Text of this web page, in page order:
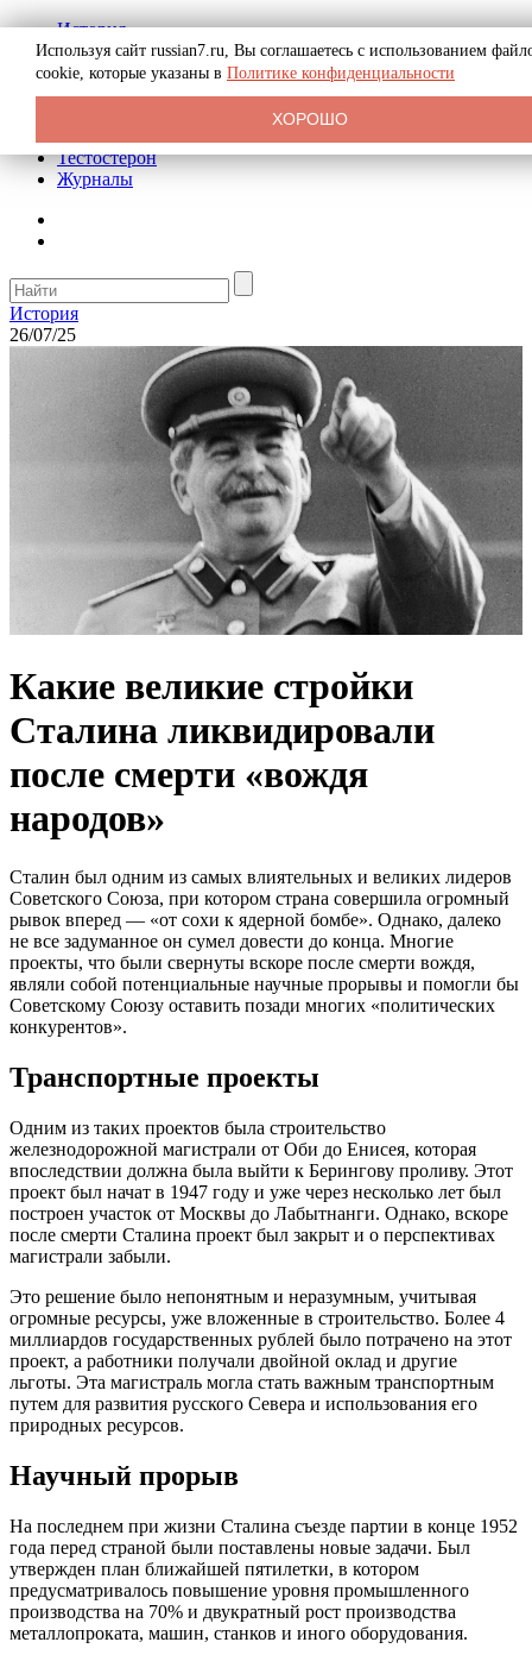
История
Биография
Криминал
Реклама на сайте
Тестостерон
Журналы
История
26/07/25
Какие великие стройки
Сталина ликвидировали
после смерти «вождя
народов»
Сталин был одним из самых влиятельных и великих лидеров
Советского Союза, при котором страна совершила огромный
рывок вперед — «от сохи к ядерной бомбе». Однако, далеко
не все задуманное он сумел довести до конца. Многие
проекты, что были свернуты вскоре после смерти вождя,
являли собой потенциальные научные прорывы и помогли бы
Советскому Союзу оставить позади многих «политических
конкурентов».
Транспортные проекты
Одним из таких проектов была строительство
железнодорожной магистрали от Оби до Енисея, которая
впоследствии должна была выйти к Берингову проливу. Этот
проект был начат в 1947 году и уже через несколько лет был
построен участок от Москвы до Лабытнанги. Однако, вскоре
после смерти Сталина проект был закрыт и о перспективах
магистрали забыли.
Это решение было непонятным и неразумным, учитывая
огромные ресурсы, уже вложенные в строительство. Более 4
миллиардов государственных рублей было потрачено на этот
проект, а работники получали двойной оклад и другие
льготы. Эта магистраль могла стать важным транспортным
путем для развития русского Севера и использования его
природных ресурсов.
Научный прорыв
На последнем при жизни Сталина съезде партии в конце 1952
года перед страной были поставлены новые задачи. Был
утвержден план ближайшей пятилетки, в котором
предусматривалось повышение уровня промышленного
производства на 70% и двукратный рост производства
металлопроката, машин, станков и иного оборудования.
Используя сайт russian7.ru, Вы соглашаетесь с использованием
cookie, которые указаны в Политике конфиденциальности
ХОРОШО